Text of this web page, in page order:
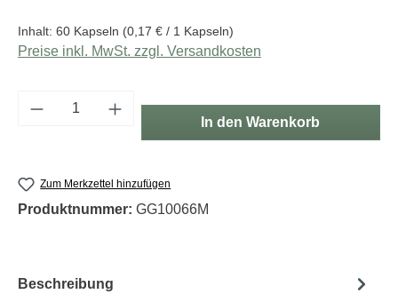
Inhalt: 60 Kapseln (0,17 € / 1 Kapseln)
Preise inkl. MwSt. zzgl. Versandkosten
Produkt Anzahl: Gib den gewünschten
In den Warenkorb
Zum Merkzettel hinzufügen
Produktnummer: GG10066M
Beschreibung